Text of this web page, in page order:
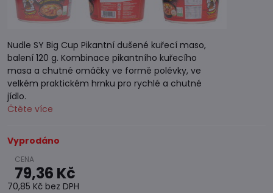
Nudle SY Big Cup Pikantní dušené kuřecí maso,
balení 120 g. Kombinace pikantního kuřecího
masa a chutné omáčky ve formě polévky, ve
velkém praktickém hrnku pro rychlé a chutné
jídlo.
Čtěte více
Vyprodáno
79,36 Kč
70,85 Kč bez DPH